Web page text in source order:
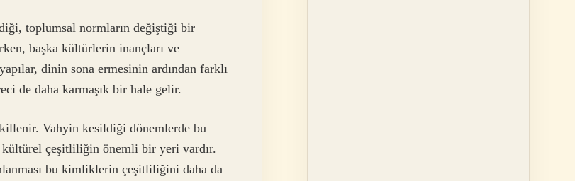
toplumsal normların değiştiği bir
başka kültürlerin inançları ve
dinin sona ermesinin ardından farklı
de daha karmaşık bir hale gelir.
Vahyin kesildiği dönemlerde bu
kültürel çeşitliliğin önemli bir yeri vardır.
bu kimliklerin çeşitliliğini daha da